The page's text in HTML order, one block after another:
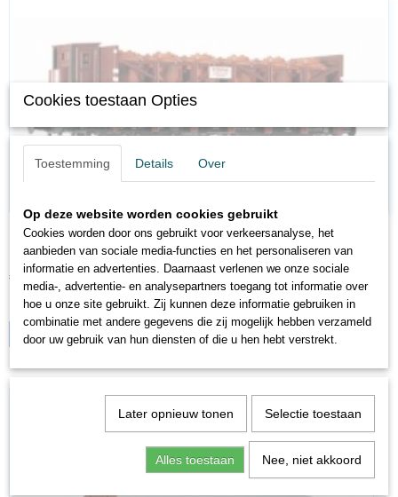
FL5721K
FL 5721 K DR III Z Zure ketelwagen met remmershuis"VEB…
€ 28,95 € 26,05
Op voorraad
IN WINKELWAGEN
Cookies toestaan Opties
Toestemming Details Over
Op deze website worden cookies gebruikt
Cookies worden door ons gebruikt voor verkeersanalyse, het
aanbieden van sociale media-functies en het personaliseren van
informatie en advertenties. Daarnaast verlenen we onze sociale
media-, advertentie- en analysepartners toegang tot informatie over
hoe u onze site gebruikt. Zij kunnen deze informatie gebruiken in
combinatie met andere gegevens die zij mogelijk hebben verzameld
door uw gebruik van hun diensten of die u hen hebt verstrekt.
Later opnieuw tonen Selectie toestaan
Alles toestaan Nee, niet akkoord